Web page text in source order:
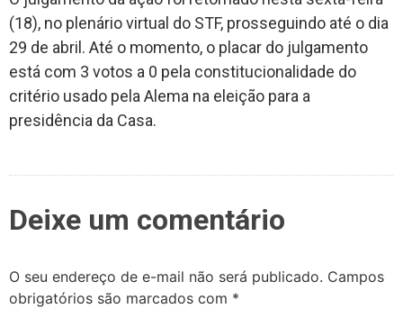
(18), no plenário virtual do STF, prosseguindo até o dia
29 de abril. Até o momento, o placar do julgamento
está com 3 votos a 0 pela constitucionalidade do
critério usado pela Alema na eleição para a
presidência da Casa.
Deixe um comentário
O seu endereço de e-mail não será publicado. Campos
obrigatórios são marcados com *